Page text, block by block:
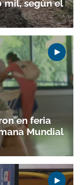
mil, según el
en feria
Mundial